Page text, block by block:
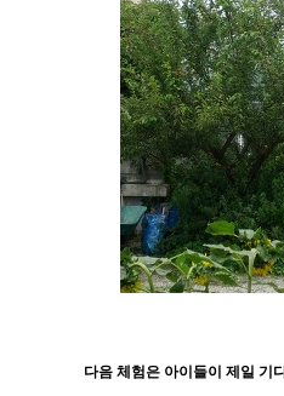
다음 체험은 아이들이 제일 기